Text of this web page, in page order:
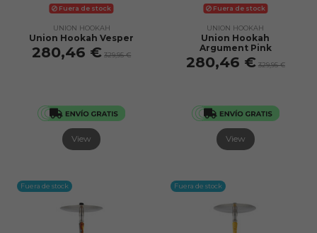
Fuera de stock
UNION HOOKAH
Union Hookah Vesper
280,46 € 329,95 €
View
Fuera de stock
UNION HOOKAH
Union Hookah
Argument Pink
280,46 € 329,95 €
View
Fuera de stock Fuera de stock